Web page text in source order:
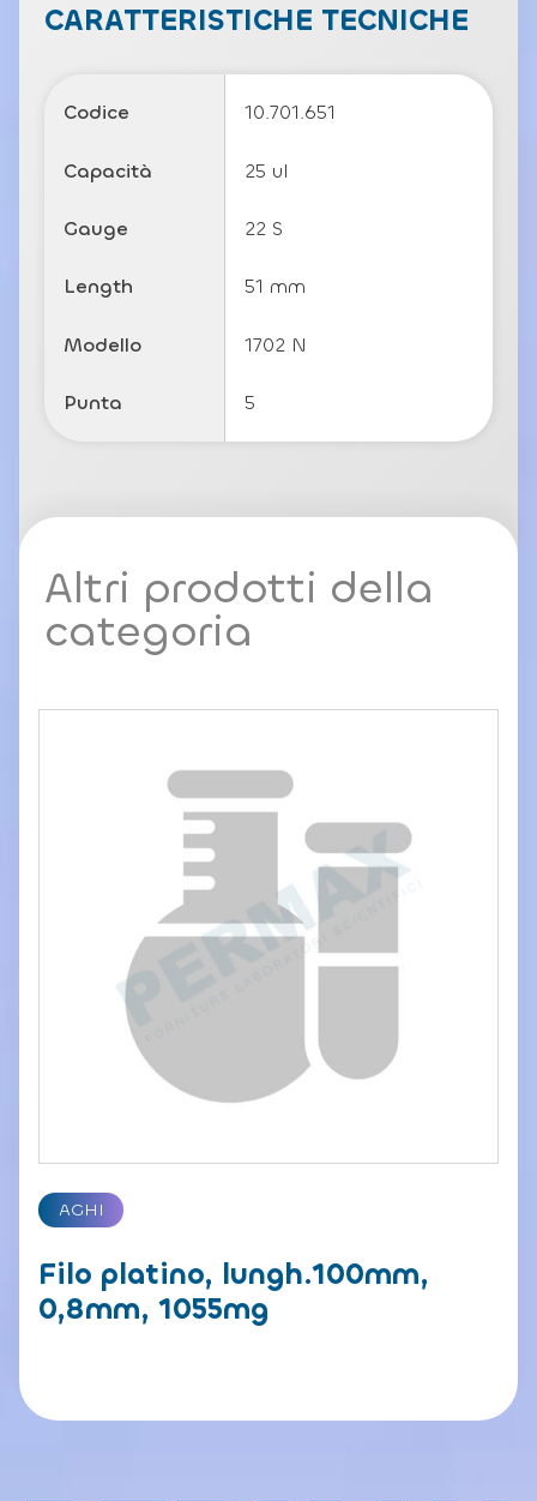
c
y
li
CARATTERISTICHE TECNICHE
Codice 10.701.651
Capacità 25 ul
Gauge 22 S
Length 51 mm
Modello 1702 N
Punta 5
Altri prodotti della
categoria
AGHI
Filo platino, lungh.100mm,
0,8mm, 1055mg